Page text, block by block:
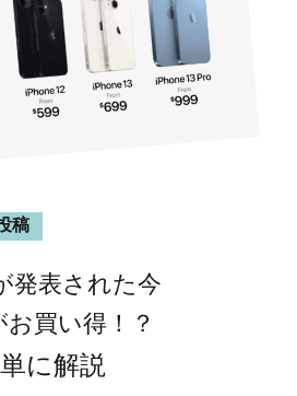
稿
発表された今
買い得！？
に解説